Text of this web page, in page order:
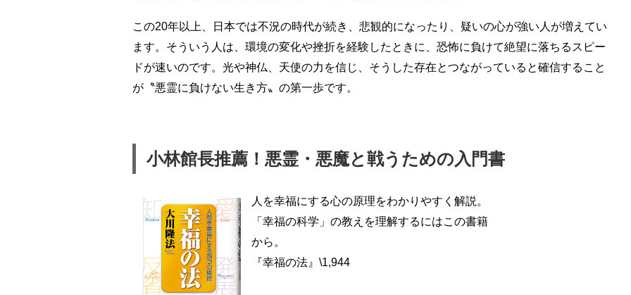
この20年以上、日本では不況の時代が続き、悲観的になったり、疑いの心が強い人が増えてい
ます。そういう人は、環境の変化や挫折を経験したときに、恐怖に負けて絶望に落ちるスピー
ドが速いのです。光や神仏、天使の力を信じ、そうした存在とつながっていると確信すること
が〝悪霊に負けない生き方〟の第一歩です。
小林館長推薦！悪霊・悪魔と戦うための入門書
人を幸福にする心の原理をわかりやすく解説。
「幸福の科学」の教えを理解するにはこの書籍
から。
『幸福の法』\1,944